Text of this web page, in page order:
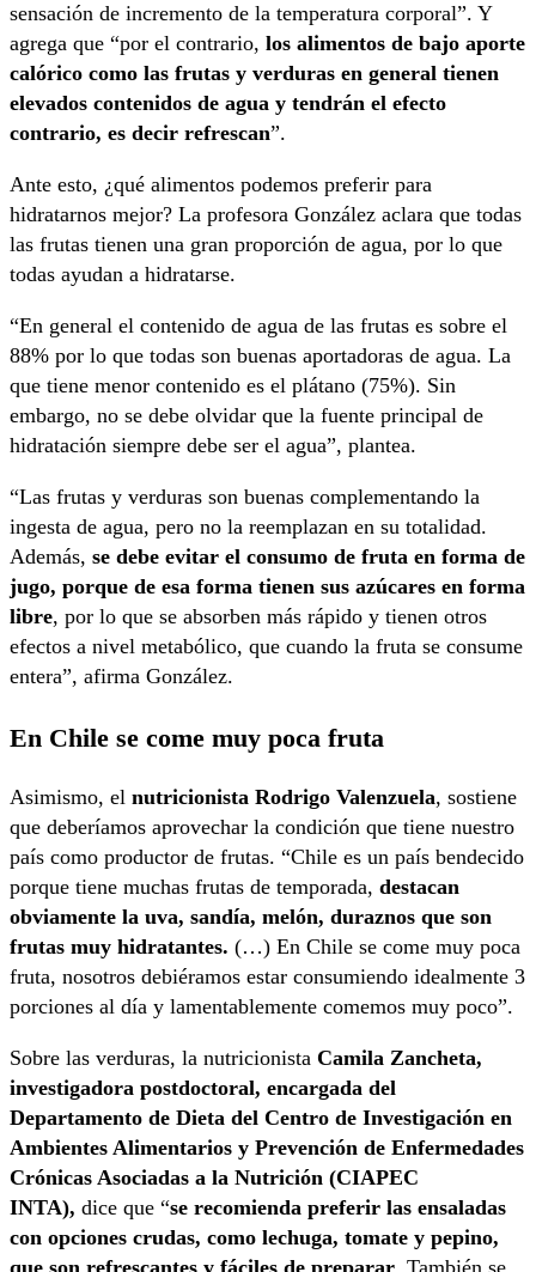
sensación de incremento de la temperatura corporal”. Y
agrega que “por el contrario, los alimentos de bajo aporte
calórico como las frutas y verduras en general tienen
elevados contenidos de agua y tendrán el efecto
contrario, es decir refrescan”.
Ante esto, ¿qué alimentos podemos preferir para
hidratarnos mejor? La profesora González aclara que todas
las frutas tienen una gran proporción de agua, por lo que
todas ayudan a hidratarse.
“En general el contenido de agua de las frutas es sobre el
88% por lo que todas son buenas aportadoras de agua. La
que tiene menor contenido es el plátano (75%). Sin
embargo, no se debe olvidar que la fuente principal de
hidratación siempre debe ser el agua”, plantea.
“Las frutas y verduras son buenas complementando la
ingesta de agua, pero no la reemplazan en su totalidad.
Además, se debe evitar el consumo de fruta en forma de
jugo, porque de esa forma tienen sus azúcares en forma
libre, por lo que se absorben más rápido y tienen otros
efectos a nivel metabólico, que cuando la fruta se consume
entera”, afirma González.
En Chile se come muy poca fruta
Asimismo, el nutricionista Rodrigo Valenzuela, sostiene
que deberíamos aprovechar la condición que tiene nuestro
país como productor de frutas. “Chile es un país bendecido
porque tiene muchas frutas de temporada, destacan
obviamente la uva, sandía, melón, duraznos que son
frutas muy hidratantes. (…) En Chile se come muy poca
fruta, nosotros debiéramos estar consumiendo idealmente 3
porciones al día y lamentablemente comemos muy poco”.
Sobre las verduras, la nutricionista Camila Zancheta,
investigadora postdoctoral, encargada del
Departamento de Dieta del Centro de Investigación en
Ambientes Alimentarios y Prevención de Enfermedades
Crónicas Asociadas a la Nutrición (CIAPEC
INTA), dice que “se recomienda preferir las ensaladas
con opciones crudas, como lechuga, tomate y pepino,
que son refrescantes y fáciles de preparar . También se